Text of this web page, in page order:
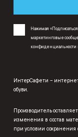
Нажимая
маркетинговые
конфиденциальности
ИнтерСафети –
обуви.
Производитель
изменения в состав
при условии